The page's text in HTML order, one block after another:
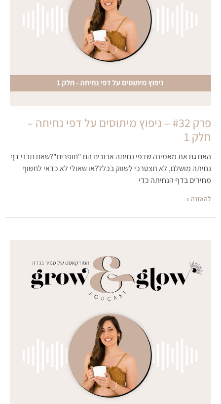
פרק #32 – ניפוץ מיתוסים על דפי נחיתה –
חלק 1
האם גם את מאמינה שדפי נחיתה ארוכים הם "חופרים"?שאם תבני דף
נחיתה מושלם, לא תצטרכי לשווק בכלל?או שאולי לא כדאי לחשוף
מחירים בדף הנחיתה כדי
להאזנה »